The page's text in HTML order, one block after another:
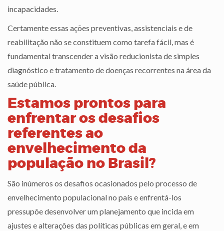
incapacidades.
Certamente essas ações preventivas, assistenciais e de
reabilitação não se constituem como tarefa fácil, mas é
fundamental transcender a visão reducionista de simples
diagnóstico e tratamento de doenças recorrentes na área da
saúde pública.
Estamos prontos para
enfrentar os desafios
referentes ao
envelhecimento da
população no Brasil?
São inúmeros os desafios ocasionados pelo processo de
envelhecimento populacional no país e enfrentá-los
pressupõe desenvolver um planejamento que incida em
ajustes e alterações das políticas públicas em geral, e em